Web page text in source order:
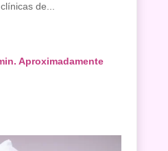
de...
Aproximadamente